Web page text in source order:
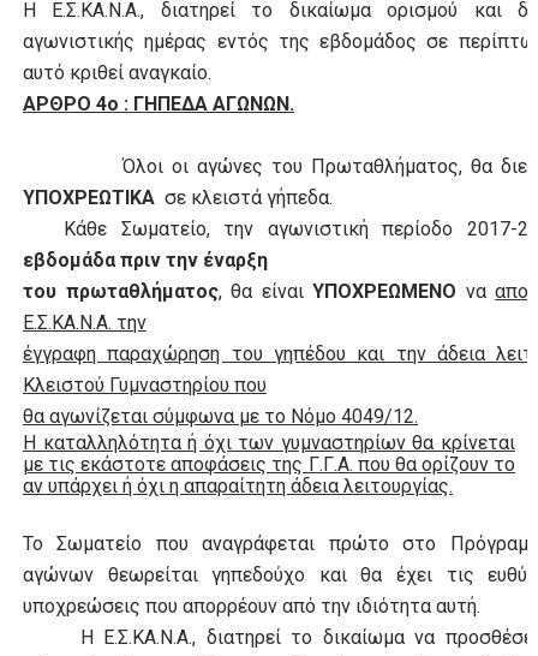
Η Ε.Σ.ΚΑ.Ν.Α., διατηρεί το δικαίωμα ορισμού και
αγωνιστικής ημέρας εντός της εβδομάδος σε
αυτό κριθεί αναγκαίο.
ΑΡΘΡΟ 4ο : ΓΗΠΕΔΑ ΑΓΩΝΩΝ.
Όλοι οι αγώνες του Πρωταθλήματος, θα
ΥΠΟΧΡΕΩΤΙΚΑσε κλειστά γήπεδα.
Κάθε Σωματείο, την αγωνιστική περίοδο 2017-
εβδομάδα πριν την έναρξη
του πρωταθλήματος, θα είναιΥΠΟΧΡΕΩΜΕΝΟ να
Ε.Σ.ΚΑ.Ν.Α. την
έγγραφη παραχώρηση του γηπέδου και την άδεια
Κλειστού Γυμναστηρίου που
θα αγωνίζεται σύμφωνα με το Νόμο 4049/12.
Η καταλληλότητα ή όχι των γυμναστηρίων θα κρίνεται
με τις εκάστοτε αποφάσεις της Γ.Γ.Α. που θα ορίζουν το
αν υπάρχει ή όχι η απαραίτητη άδεια λειτουργίας.
Το Σωματείο που αναγράφεται πρώτο στο
αγώνων θεωρείται γηπεδούχο και θα έχει τις
υποχρεώσεις που απορρέουν από την ιδιότητα αυτή.
Η Ε.Σ.ΚΑ.Ν.Α., διατηρεί το δικαίωμα να